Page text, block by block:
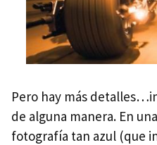
Pero hay más
de alguna manera. En
fotografía tan azul (que